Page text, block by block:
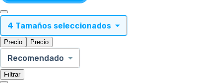
4 Tamaños seleccionados
Precio Precio
Recomendado
Filtrar